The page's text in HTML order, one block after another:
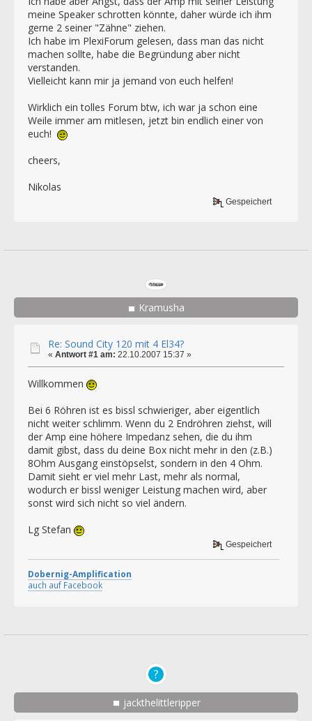
meine Speaker schrotten könnte, daher würde ich ihm
gerne 2 seiner "Zähne" ziehen.
Ich habe im PlexiForum gelesen, dass man das nicht
machen sollte, habe die Begründung aber nicht
verstanden.
Vielleicht kann mir ja jemand von euch helfen!
Wirklich ein tolles Forum btw, ich war ja schon eine
Weile immer am mitlesen, jetzt bin endlich einer von
euch!
cheers,
Nikolas
Gespeichert
Kramusha
Re: Sound City 120 mit 4 El34?
« Antwort #1 am: 22.10.2007 15:37 »
Willkommen
Bei 6 Röhren ist es bissl schwieriger, aber eigentlich
nicht weiter schlimm. Wenn du 2 Endröhren ziehst, will
der Amp eine höhere Impedanz sehen, die du ihm
damit gibst, dass du deine Box nicht mehr in den (z.B.)
8Ohm Ausgang einstöpselst, sondern in den 4 Ohm.
Damit sieht er viel mehr Last, mehr als normal,
wodurch er bissl weniger Leistung machen wird, aber
sonst wird sich nicht so viel ändern.
Lg Stefan
Gespeichert
Dobernig-Amplification
auch auf Facebook
jackthelittleripper